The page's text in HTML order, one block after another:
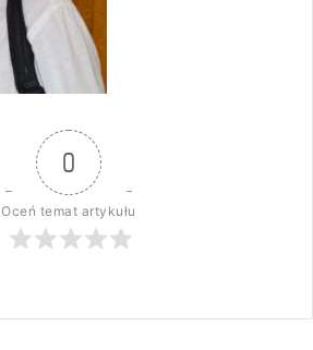
0
Oceń temat artykułu